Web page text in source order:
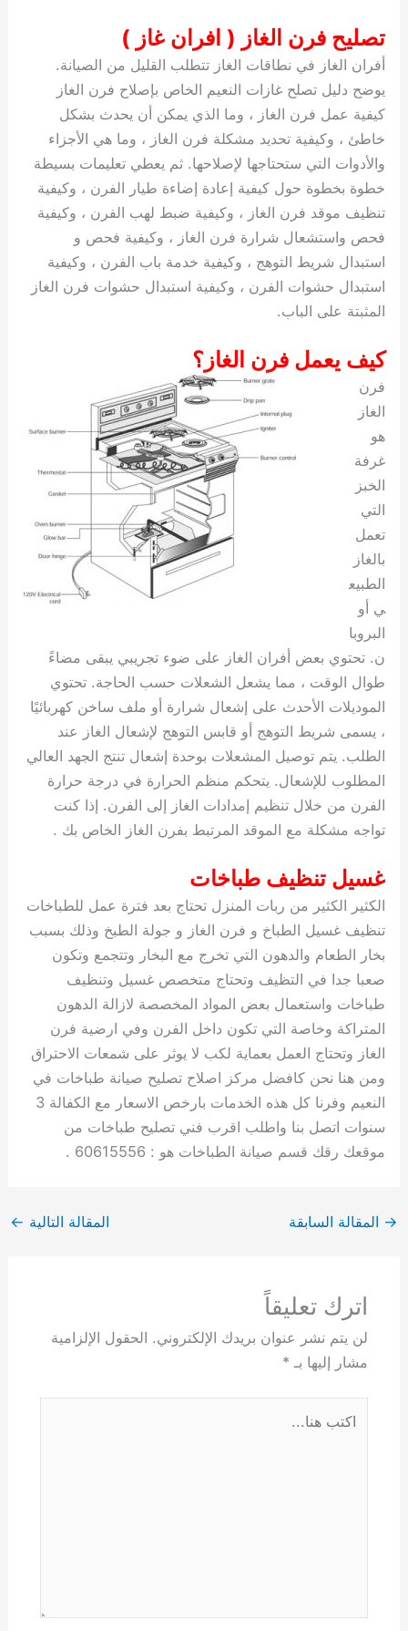
تصليح فرن الغاز ( افران غاز )
أفران الغاز في نطاقات الغاز تتطلب القليل من الصيانة.
يوضح دليل تصلح غازات النعيم الخاص بإصلاح فرن الغاز
كيفية عمل فرن الغاز ، وما الذي يمكن أن يحدث بشكل
خاطئ ، وكيفية تحديد مشكلة فرن الغاز ، وما هي الأجزاء
والأدوات التي ستحتاجها لإصلاحها. ثم يعطي تعليمات بسيطة
خطوة بخطوة حول كيفية إعادة إضاءة طيار الفرن ، وكيفية
تنظيف موقد فرن الغاز ، وكيفية ضبط لهب الفرن ، وكيفية
فحص واستشعال شرارة فرن الغاز ، وكيفية فحص و
استبدال شريط التوهج ، وكيفية خدمة باب الفرن ، وكيفية
استبدال حشوات الفرن ، وكيفية استبدال حشوات فرن الغاز
المثبتة على الباب.
كيف يعمل فرن الغاز؟
فرن
الغاز
هو
غرفة
الخبز
التي
تعمل
بالغاز
الطبيع
ي أو
البروبا
ن. تحتوي بعض أفران الغاز على ضوء تجريبي يبقى مضاءً
طوال الوقت ، مما يشعل الشعلات حسب الحاجة. تحتوي
الموديلات الأحدث على إشعال شرارة أو ملف ساخن كهربائيًا
، يسمى شريط التوهج أو قابس التوهج لإشعال الغاز عند
الطلب. يتم توصيل المشعلات بوحدة إشعال تنتج الجهد العالي
المطلوب للإشعال. يتحكم منظم الحرارة في درجة حرارة
الفرن من خلال تنظيم إمدادات الغاز إلى الفرن. إذا كنت
تواجه مشكلة مع الموقد المرتبط بفرن الغاز الخاص بك .
غسيل تنظيف طباخات
الكثير الكثير من ربات المنزل تحتاج بعد فترة عمل للطباخات
تنظيف غسيل الطباخ و فرن الغاز و جولة الطبخ وذلك بسبب
بخار الطعام والدهون التي تخرج مع البخار وتتجمع وتكون
صعبا جدا في التظيف وتحتاج متخصص غسيل وتنظيف
طباخات واستعمال بعض المواد المخصصة لازالة الدهون
المتراكة وخاصة التي تكون داخل الفرن وفي ارضية فرن
الغاز وتحتاج العمل بعماية لكب لا يوثر على شمعات الاحتراق
ومن هنا نحن كافضل مركز اصلاح تصليح صيانة طباخات في
النعيم وفرنا كل هذه الخدمات بارخص الاسعار مع الكفالة 3
سنوات اتصل بنا واطلب اقرب فني تصليح طباخات من
موقعك رقك قسم صيانة الطباخات هو : 60615556 .
→ المقالة السابقة المقالة التالية ←
اترك تعليقاً
لن يتم نشر عنوان بريدك الإلكتروني. الحقول الإلزامية
مشار إليها بـ *
هنا...